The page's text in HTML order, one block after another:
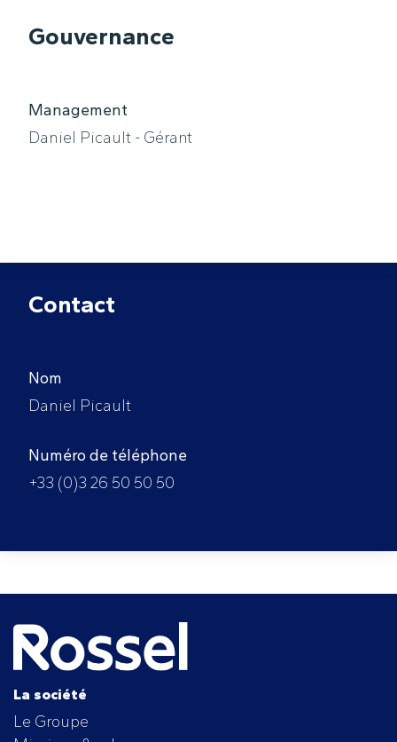
Gouvernance
Management
Daniel Picault - Gérant
Contact
Nom
Daniel Picault
Numéro de téléphone
+33 (0)3 26 50 50 50
La société
Le Groupe